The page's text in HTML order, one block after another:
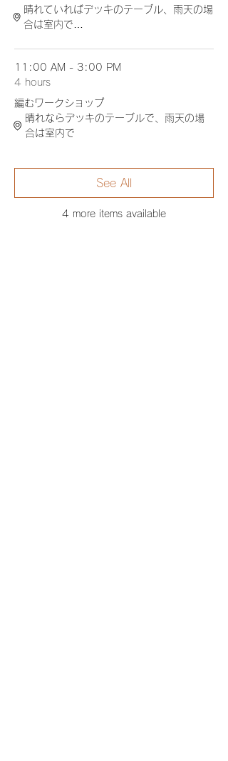
晴れていればデッキのテーブル、雨天の場
合は室内で…
11:00 AM - 3:00 PM
4 hours
編むワークショップ
晴れならデッキのテーブルで、雨天の場
合は室内で
4 more items available
See All